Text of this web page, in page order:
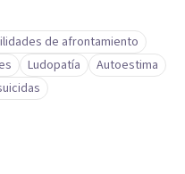
de afrontamiento
Ludopatía
Autoestima